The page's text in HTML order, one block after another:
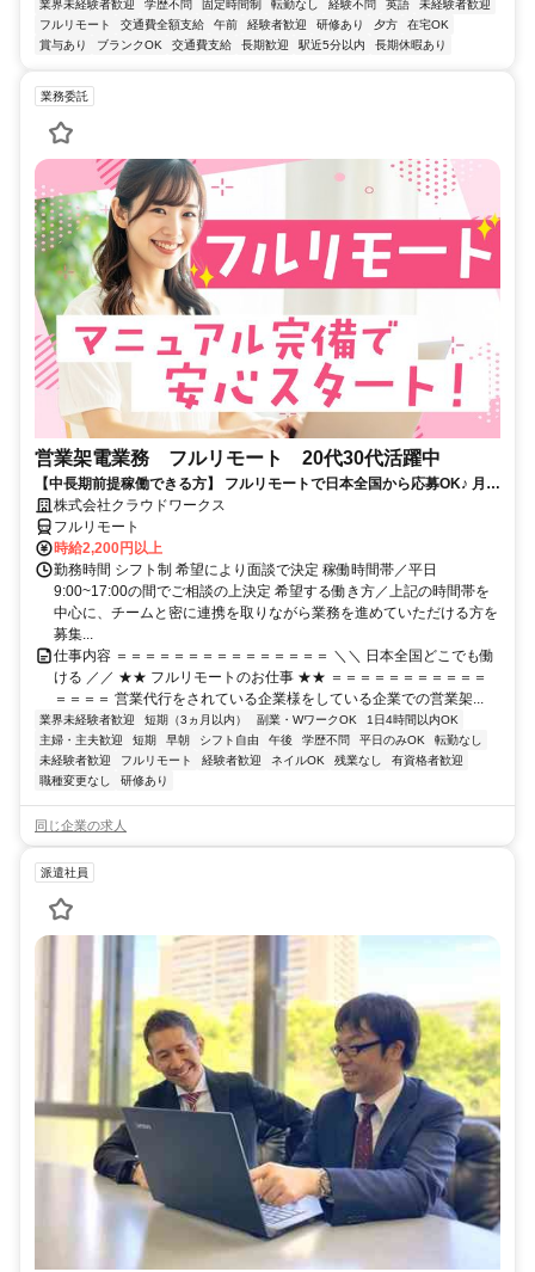
業界未経験者歓迎 学歴不問 固定時間制 転勤なし 経験不問 英語
未経験者歓迎
フルリモート
交通費全額支給 午前 経験者歓迎 研修あり 夕方
在宅OK
賞与あり
ブランクOK 交通費支給 長期歓迎 駅近5分以内 長期休暇あり
業務委託
営業架電業務 フルリモート 20代30代活躍中
【中長期前提稼働できる方】 フルリモートで日本全国から応募OK♪ 月稼
働40時間で安定収入！
株式会社クラウドワークス
フルリモート
時給2,200円以上
勤務時間 シフト制 希望により面談で決定 稼働時間帯／平日
9:00~17:00の間でご相談の上決定 希望する働き方／上記の時間帯を
中心に、チームと密に連携を取りながら業務を進めていただける方を
募集...
仕事内容 ＝＝＝＝＝＝＝＝＝＝＝＝＝＝＝ ＼＼ 日本全国どこでも働
ける ／／ ★★ フルリモートのお仕事 ★★ ＝＝＝＝＝＝＝＝＝＝＝
＝＝＝＝ 営業代行をされている企業様をしている企業での営業架...
業界未経験者歓迎 短期（3ヵ月以内） 副業・WワークOK
1日4時間以内OK
主婦・主夫歓迎
短期 早朝 シフト自由 午後 学歴不問 平日のみOK
転勤なし
未経験者歓迎
フルリモート 経験者歓迎 ネイルOK 残業なし
有資格者歓迎
職種変更なし
研修あり
同じ企業の求人
派遣社員